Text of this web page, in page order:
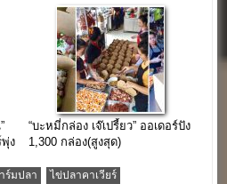
ง
“บะหมี่กล่อง เจ๊เปรี้ยว” ออเดอร์ปัง
1,300 กล่อง(สูงสุด)
ร์มปลา
ไข่ปลาคาเวียร์